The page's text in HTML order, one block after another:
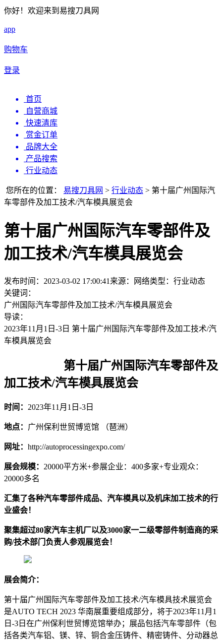
你好！欢迎来到易搜刀具网
app
购物车
登录
首页
自营商城
快速清库
赏金订单
品牌大全
产品搜索
行业动态
您所在的位置： 易搜刀具网 > 行业动态 > 第十届广州国际汽
车零部件及加工技术/汽车模具展览会
第十届广州国际汽车零部件及
加工技术/汽车模具展览会
发布时间：2023-03-02 17:00:41 来源：网络类型： 行业动态
关键词：
广州国际汽车零部件及加工技术/汽车模具展览会
导读：
2023年11月1日-3日 第十届广州国际汽车零部件及加工技术/汽
车模具展览会
第十届广州国际汽车零部件及
加工技术/汽车模具展览会
时间： 2023年11月1日-3日
地点： 广州保利世贸博览馆 （琶洲）
网址： http://autoprocessingexpo.com/
展会规模： 20000平方米+参展企业：400多家+专业观众：
20000多名
汇集了各种汽车零部件成品、汽车模具以及机床加工技术的行
业盛会！
聚集超过80家汽车主机厂以及3000家一二级零部件制造商的采
购/技术部门负责人参观展览会！
展会简介：
第十届广州国际汽车零部件及加工技术/汽车模具技术展览会
是AUTO TECH 2023 华南展重要组成部分，将于2023年11月1
日-3日在广州保利世贸博览馆举办；展品包括汽车零部件（包
括各类汽车铝、镁、锌、铜合金压铸件、精密铸件、分动器总